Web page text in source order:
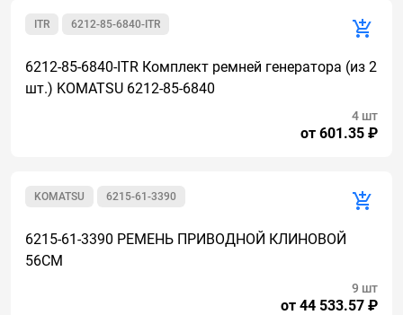
6212-85-6840-ITR
ITR
6212-85-6840-ITR Комплект ремней генератора (из 2
шт.) KOMATSU 6212-85-6840
от 601.35 ₽
4 шт
6215-61-3390
KOMATSU
6215-61-3390 РЕМЕНЬ ПРИВОДНОЙ КЛИНОВОЙ
56СМ
от 44 533.57 ₽
9 шт